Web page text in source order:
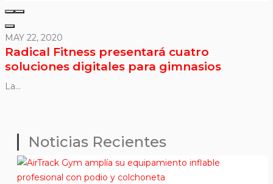
MAY 22, 2020
Radical Fitness presentará cuatro
soluciones digitales para gimnasios
La...
Noticias Recientes